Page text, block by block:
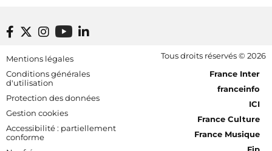
Footer bottom
Mentions légales
Conditions générales
d'utilisation
Protection des données
Gestion cookies
Accessibilité : partiellement
conforme
Tous droits réservés © 2026
[RDF] Pied de page - Mobile
France Inter
franceinfo
ICI
France Culture
France Musique
Fip